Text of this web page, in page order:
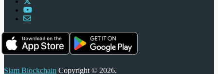
Siam Blockchain Copyright © 2026.